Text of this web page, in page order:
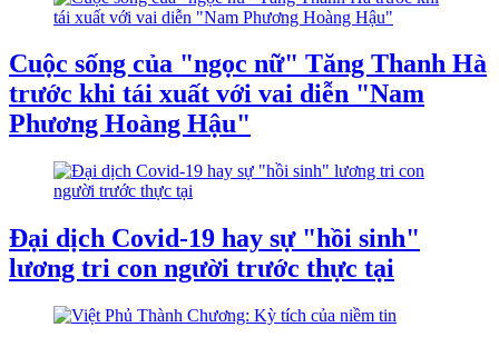
Cuộc sống của "ngọc nữ" Tăng Thanh Hà
trước khi tái xuất với vai diễn "Nam
Phương Hoàng Hậu"
Đại dịch Covid-19 hay sự "hồi sinh"
lương tri con người trước thực tại